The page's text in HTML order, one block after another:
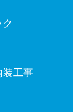
装工事